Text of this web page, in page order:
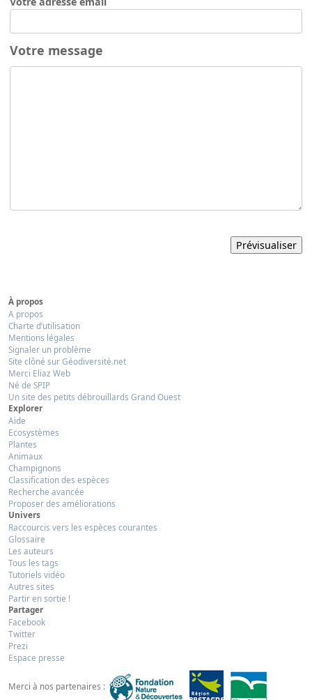
Votre message
À propos
A propos
Charte d’utilisation
Mentions légales
Signaler un problème
Site clôné sur Géodiversité.net
Merci Eliaz Web
Né de SPIP
Un site des petits débrouillards Grand Ouest
Explorer
Aide
Ecosystèmes
Plantes
Animaux
Champignons
Classification des espèces
Recherche avancée
Proposer des améliorations
Univers
Raccourcis vers les espèces courantes
Glossaire
Les auteurs
Tous les tags
Tutoriels vidéo
Autres sites
Partir en sortie !
Partager
Facebook
Twitter
Prezi
Espace presse
Merci à nos partenaires :